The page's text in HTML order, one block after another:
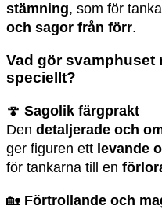
stämning, som för
och sagor från förr.
Vad gör svamphuset
speciellt?
🍄 Sagolik färgprakt
Den detaljerade och
ger figuren ett levande
för tankarna till en
🏡 Förtrollande och